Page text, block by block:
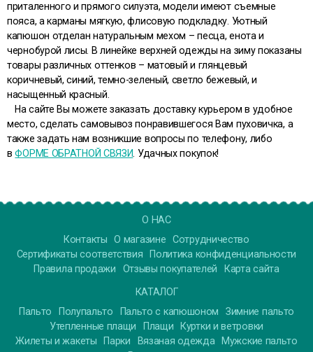
приталенного и прямого силуэта, модели имеют съемные
пояса, а карманы мягкую, флисовую подкладку. Уютный
капюшон отделан натуральным мехом – песца, енота и
чернобурой лисы. В линейке верхней одежды на зиму показаны
товары различных оттенков – матовый и глянцевый
коричневый, синий, темно-зеленый, светло бежевый, и
насыщенный красный.
На сайте Вы можете заказать доставку курьером в удобное
место, сделать самовывоз понравившегося Вам пуховичка, а
также задать нам возникшие вопросы по телефону, либо
вФОРМЕ ОБРАТНОЙ СВЯЗИ . Удачных покупок!
О НАС
Контакты
О магазине Сотрудничество
Сертификаты соответствия
Политика конфиденциальности
Правила продажи
Отзывы покупателей
Карта сайта
КАТАЛОГ
Пальто
Полупальто Пальто с капюшоном
Зимние пальто
Утепленные плащи
Плащи
Куртки и ветровки
Жилеты и жакеты
Парки Вязаная одежда
Мужские пальто